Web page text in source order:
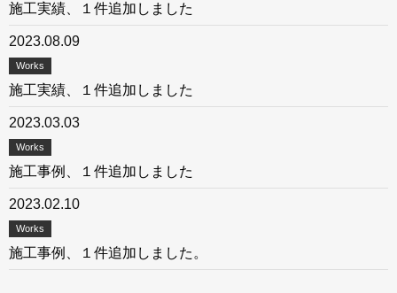
施工実績、１件追加しました
2023.08.09
Works
施工実績、１件追加しました
2023.03.03
Works
施工事例、１件追加しました
2023.02.10
Works
施工事例、１件追加しました。